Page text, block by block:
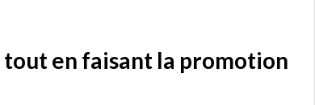
tout en faisant la promotion